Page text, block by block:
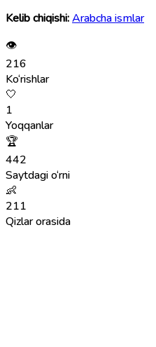
Kelib chiqishi:Arabcha ismlar
👁
216
Ko‘rishlar
🤍
1
Yoqqanlar
🏆
442
Saytdagi o‘rni
👶
211
Qizlar orasida